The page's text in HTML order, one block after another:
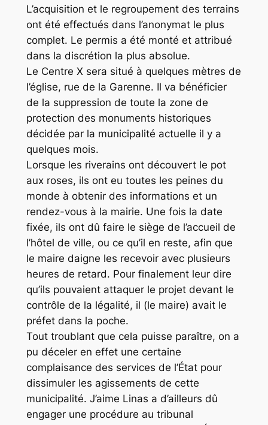
L’acquisition et le regroupement des terrains
ont été effectués dans l’anonymat le plus
complet. Le permis a été monté et attribué
dans la discrétion la plus absolue.
Le Centre X sera situé à quelques mètres de
l’église, rue de la Garenne. Il va bénéficier
de la suppression de toute la zone de
protection des monuments historiques
décidée par la municipalité actuelle il y a
quelques mois.
Lorsque les riverains ont découvert le pot
aux roses, ils ont eu toutes les peines du
monde à obtenir des informations et un
rendez-vous à la mairie. Une fois la date
fixée, ils ont dû faire le siège de l’accueil de
l’hôtel de ville, ou ce qu’il en reste, afin que
le maire daigne les recevoir avec plusieurs
heures de retard. Pour finalement leur dire
qu’ils pouvaient attaquer le projet devant le
contrôle de la légalité, il (le maire) avait le
préfet dans la poche.
Tout troublant que cela puisse paraître, on a
pu déceler en effet une certaine
complaisance des services de l’État pour
dissimuler les agissements de cette
municipalité. J’aime Linas a d’ailleurs dû
engager une procédure au tribunal